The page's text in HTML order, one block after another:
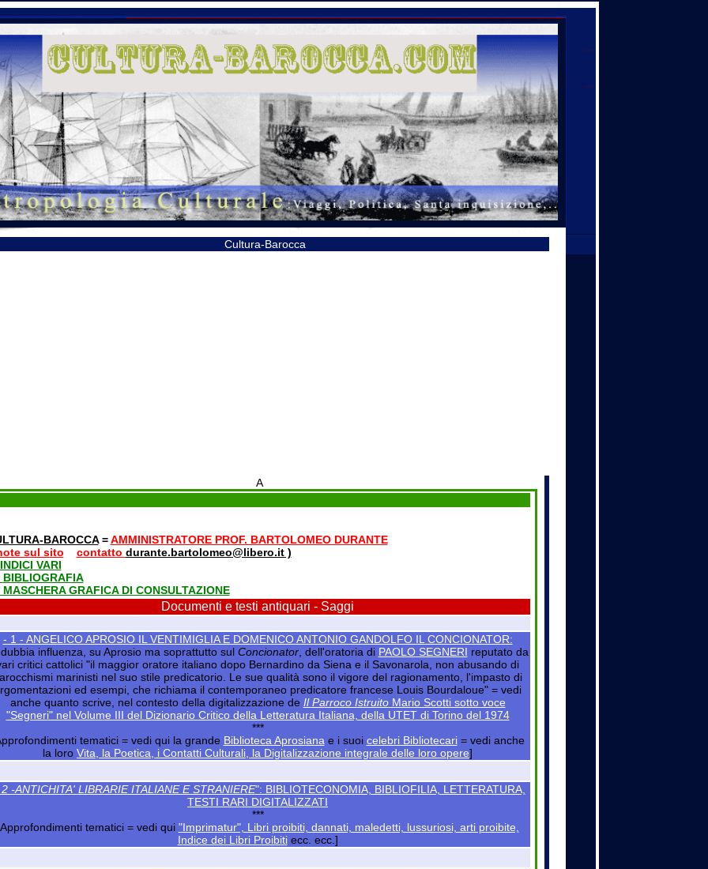
Cultura-Barocca
A
BAROCCA=AMMINISTRATORE PROF. BARTOLOMEO DURANTE
sul sito
contatto durante.bartolomeo@libero.it )
VARI
BIBLIOGRAFIA
MASCHERA GRAFICA DI CONSULTAZIONE
Documenti e testi antiquari - Saggi
- 1 - ANGELICO APROSIO IL VENTIMIGLIA E DOMENICO ANTONIO GANDOLFO IL CONCIONATOR:
influenza, su Aprosio ma soprattutto sul Concionator, dell'oratoria di PAOLO SEGNERI reputato da
critici cattolici "il maggior oratore italiano dopo Bernardino da Siena e il Savonarola, non abusando di
marinisti nel suo stile predicatorio. Le sue qualità sono il vigore del ragionamento, l'impasto di
ed esempi, che richiama il contemporaneo predicatore francese Louis Bourdaloue" = vedi
anche quanto scrive, nel contesto della digitalizzazione de Il Parroco IstruitoMario Scotti sotto voce
"Segneri" nel Volume III del Dizionario Critico della Letteratura Italiana, della UTET di Torino del 1974
***
tematici = vedi qui la grande Biblioteca Aprosiana e i suoi celebri Bibliotecari= vedi anche
la loro Vita, la Poetica, i Contatti Culturali, la Digitalizzazione integrale delle loro opere]
-ANTICHITA' LIBRARIE ITALIANE E STRANIERE": BIBLIOTECONOMIA, BIBLIOFILIA, LETTERATURA,
TESTI RARI DIGITALIZZATI
***
tematici = vedi qui "Imprimatur", Libri proibiti, dannati, maledetti, lussuriosi, arti proibite,
Indice dei Libri Proibitiecc. ecc.]